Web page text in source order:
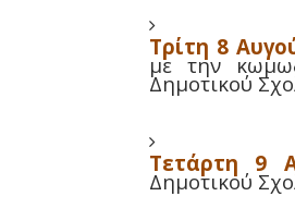
Τρίτη 8
με την
Δημοτικού
Τετάρτη 9
Δημοτικού